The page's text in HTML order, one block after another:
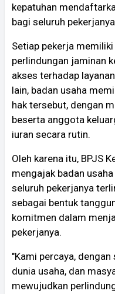
kepatuhan
bagi seluruh
Setiap pekerja
perlindungan jaminan
akses terhadap
lain, badan usaha
hak tersebut, dengan
beserta anggota
iuran secara rutin.
Oleh karena itu, BPJS
mengajak badan
seluruh pekerjanya
sebagai bentuk
komitmen dalam
pekerjanya.
"Kami percaya,
dunia usaha, dan
mewujudkan